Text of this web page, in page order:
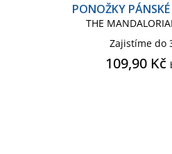
PONOŽKY
THE
Zajistíme do
109,90 Kč